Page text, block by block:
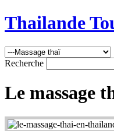
Thailande
Recherche
Le massage